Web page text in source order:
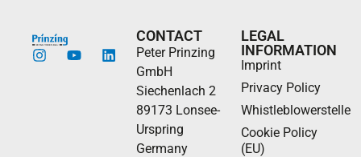
CONTACT
Peter Prinzing
GmbH
Siechenlach 2
89173 Lonsee-
Urspring
Germany
LEGAL
INFORMATION
Imprint
Privacy Policy
Whistleblowerstelle
Cookie Policy
(EU)